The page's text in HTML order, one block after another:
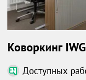
Коворкинг
Доступных